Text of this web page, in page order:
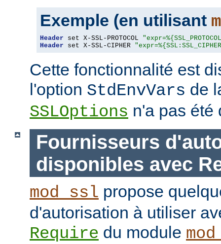
Exemple (en utilisant
Header set X-SSL-PROTOCOL
Header set X-SSL-CIPHER
Cette fonctionnalité est
l'option StdEnvVars de
SSLOptions n'a pas été
Fournisseurs
disponibles avec
mod_ssl propose
d'autorisation à utiliser
Require du module